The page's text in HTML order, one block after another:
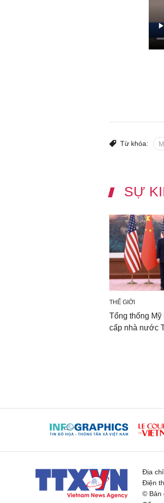
Từ khóa:
SỰ
THẾ GIỚI
Tổng thống Mỹ
cấp nhà nước
Địa
Điện
© Bản